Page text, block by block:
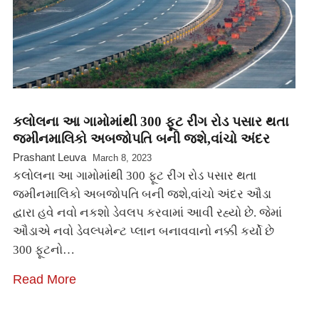
કલોલના આ ગામોમાંથી 300 ફૂટ રીંગ રોડ પસાર થતા
જમીનમાલિકો અબજોપતિ બની જશે,વાંચો અંદર
Prashant Leuva March 8, 2023
કલોલના આ ગામોમાંથી 300 ફૂટ રીંગ રોડ પસાર થતા
જમીનમાલિકો અબજોપતિ બની જશે,વાંચો અંદર ઔડા
દ્વારા હવે નવો નકશો ડેવલપ કરવામાં આવી રહ્યો છે. જેમાં
ઔડાએ નવો ડેવલ્પમેન્ટ પ્લાન બનાવવાનો નક્કી કર્યો છે
300 ફૂટનો…
Read More